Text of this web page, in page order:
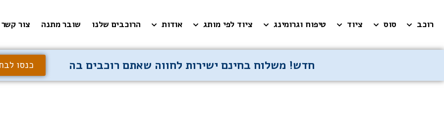
רוכב סוס ציוד טיפוח וגרומינג ציוד לפי מותג אודות הרוכבים שלנו שובר מתנה צור קשר
חדש! משלוח בחינם ישירות לחווה שאתם רוכבים בה כנסו